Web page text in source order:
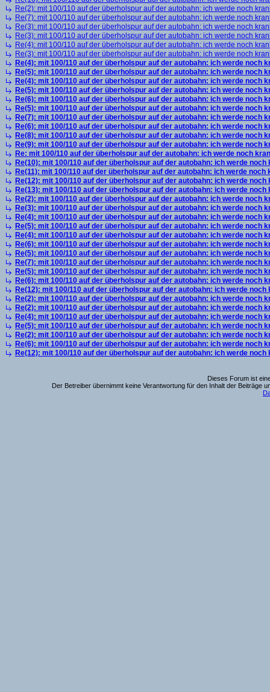
Re(2): mit 100/110 auf der überholspur auf der autobahn: ich werde noch
Re(7): mit 100/110 auf der überholspur auf der autobahn: ich werde noch
Re(3): mit 100/110 auf der überholspur auf der autobahn: ich werde noch
Re(3): mit 100/110 auf der überholspur auf der autobahn: ich werde noch
Re(4): mit 100/110 auf der überholspur auf der autobahn: ich werde noch
Re(3): mit 100/110 auf der überholspur auf der autobahn: ich werde noch
Re(4): mit 100/110 auf der überholspur auf der autobahn: ich werde noch
Re(5): mit 100/110 auf der überholspur auf der autobahn: ich werde noch
Re(4): mit 100/110 auf der überholspur auf der autobahn: ich werde noch
Re(5): mit 100/110 auf der überholspur auf der autobahn: ich werde noch
Re(6): mit 100/110 auf der überholspur auf der autobahn: ich werde noch
Re(5): mit 100/110 auf der überholspur auf der autobahn: ich werde noch
Re(7): mit 100/110 auf der überholspur auf der autobahn: ich werde noch
Re(6): mit 100/110 auf der überholspur auf der autobahn: ich werde noch
Re(8): mit 100/110 auf der überholspur auf der autobahn: ich werde noch
Re(9): mit 100/110 auf der überholspur auf der autobahn: ich werde noch
Re: mit 100/110 auf der überholspur auf der autobahn: ich werde noch
Re(10): mit 100/110 auf der überholspur auf der autobahn: ich werde noch
Re(11): mit 100/110 auf der überholspur auf der autobahn: ich werde noch
Re(12): mit 100/110 auf der überholspur auf der autobahn: ich werde noch
Re(13): mit 100/110 auf der überholspur auf der autobahn: ich werde noch
Re(2): mit 100/110 auf der überholspur auf der autobahn: ich werde noch
Re(3): mit 100/110 auf der überholspur auf der autobahn: ich werde noch
Re(4): mit 100/110 auf der überholspur auf der autobahn: ich werde noch
Re(5): mit 100/110 auf der überholspur auf der autobahn: ich werde noch
Re(4): mit 100/110 auf der überholspur auf der autobahn: ich werde noch
Re(6): mit 100/110 auf der überholspur auf der autobahn: ich werde noch
Re(5): mit 100/110 auf der überholspur auf der autobahn: ich werde noch
Re(7): mit 100/110 auf der überholspur auf der autobahn: ich werde noch
Re(5): mit 100/110 auf der überholspur auf der autobahn: ich werde noch
Re(6): mit 100/110 auf der überholspur auf der autobahn: ich werde noch
Re(12): mit 100/110 auf der überholspur auf der autobahn: ich werde noch
Re(2): mit 100/110 auf der überholspur auf der autobahn: ich werde noch
Re(2): mit 100/110 auf der überholspur auf der autobahn: ich werde noch
Re(4): mit 100/110 auf der überholspur auf der autobahn: ich werde noch
Re(5): mit 100/110 auf der überholspur auf der autobahn: ich werde noch
Re(2): mit 100/110 auf der überholspur auf der autobahn: ich werde noch
Re(6): mit 100/110 auf der überholspur auf der autobahn: ich werde noch
Re(12): mit 100/110 auf der überholspur auf der autobahn: ich werde noch
Dieses Forum ist
Der Betreiber übernimmt keine Verantwortung für den Inhalt der Beiträge